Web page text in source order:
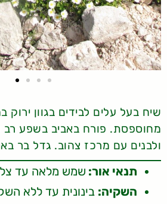
שיח בעל עלים לבידים בגוון ירוק
מחוספסת. פורח באביב בשפע רב
ולבנים עם מרכז צהוב. גדל בר
תנאי אור: שמש מלאה עד
השקיה: בינונית עד ללא